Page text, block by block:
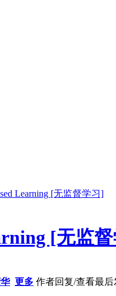
Learning [无监督学习]
[无监
更多 作者回复/查看最后